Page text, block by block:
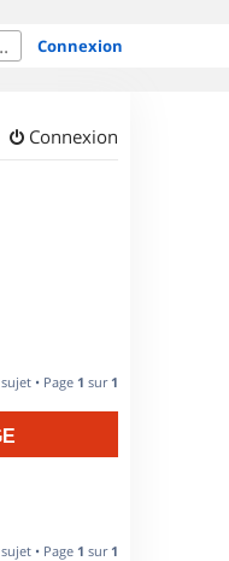
Connexion
Connexion
• Page 1 sur 1
• Page 1 sur 1